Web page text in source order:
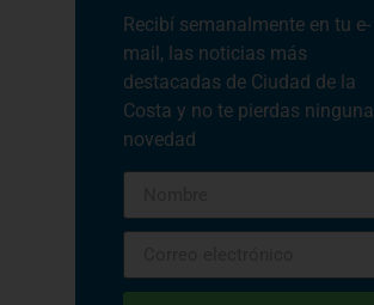
Recibí semanalmente en tu e-
mail, las noticias más
destacadas de Ciudad de la
Costa y no te pierdas ninguna
novedad